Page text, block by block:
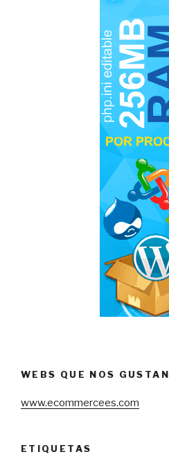
WEBS QUE NOS GUSTAN
www.ecommercees.com
ETIQUETAS